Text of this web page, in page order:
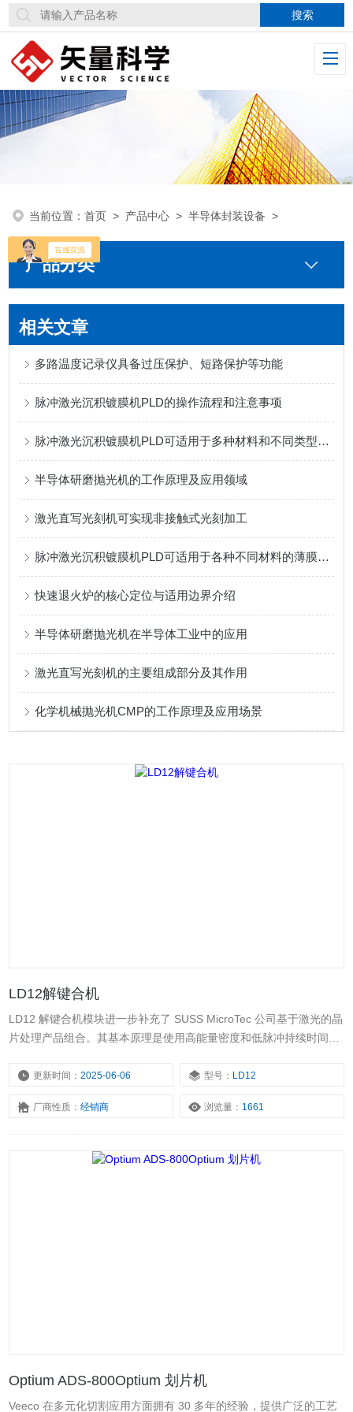
当前位置：首页 > 产品中心 >半导体封装设备 >
产品分类
相关文章
多路温度记录仪具备过压保护、短路保护等功能
脉冲激光沉积镀膜机PLD的操作流程和注意事项
脉冲激光沉积镀膜机PLD可适用于多种材料和不同类型的衬底
半导体研磨抛光机的工作原理及应用领域
激光直写光刻机可实现非接触式光刻加工
脉冲激光沉积镀膜机PLD可适用于各种不同材料的薄膜沉积
快速退火炉的核心定位与适用边界介绍
半导体研磨抛光机在半导体工业中的应用
激光直写光刻机的主要组成部分及其作用
化学机械抛光机CMP的工作原理及应用场景
LD12解键合机
LD12 解键合机模块进一步补充了 SUSS MicroTec 公司基于激光的晶
片处理产品组合。其基本原理是使用高能量密度和低脉冲持续时间的
接。本工具既能处理200毫米和300毫米晶圆，也处理晶圆框架上的
更新时间：2025-06-06 型号： LD12
厂商性质：经销商 浏览量： 1661
Optium ADS-800Optium 划片机
Veeco 在多元化切割应用方面拥有 30 多年的经验，提供广泛的工艺